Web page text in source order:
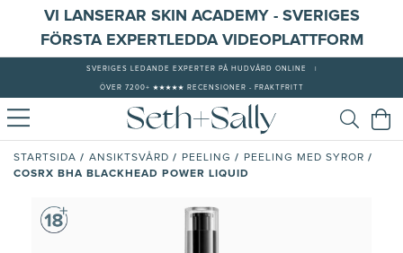
VI LANSERAR SKIN ACADEMY - SVERIGES
FÖRSTA EXPERTLEDDA VIDEOPLATTFORM
SVERIGES LEDANDE EXPERTER PÅ HUDVÅRD ONLINE
ÖVER 7200+ ★★★★★ RECENSIONER - FRAKTFRITT
STARTSIDA / ANSIKTSVÅRD / PEELING / PEELING MED SYROR /
COSRX BHA BLACKHEAD POWER LIQUID